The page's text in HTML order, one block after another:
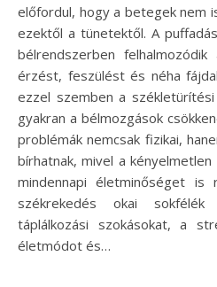
előfordul, hogy a betegek nem
ezektől a tünetektől. A
bélrendszerben
érzést, feszülést és néha
ezzel szemben a
gyakran a bélmozgások
problémák nemcsak fizikai,
bírhatnak, mivel a
mindennapi életminőséget
székrekedés okai
táplálkozási szokásokat, a
életmódot és…